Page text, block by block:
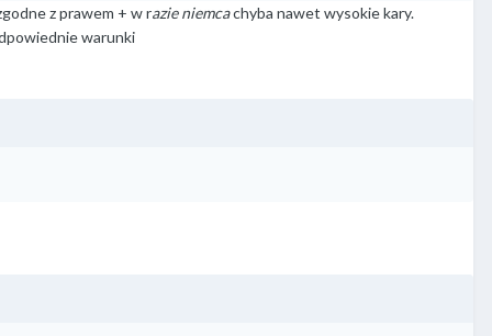
z prawem + w razie niemcachyba nawet wysokie kary.
warunki